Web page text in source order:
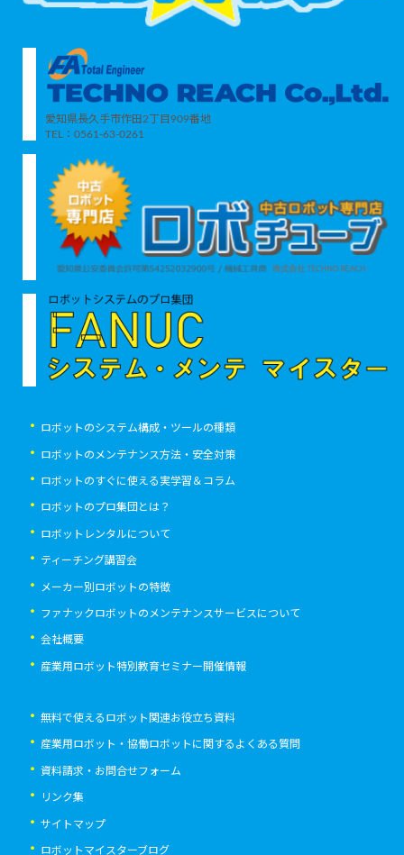
愛知県長久手市作田2丁目909番地
TEL：0561-63-0261
ロボットのシステム構成・ツールの種類
ロボットのメンテナンス方法・安全対策
ロボットのすぐに使える実学習＆コラム
ロボットのプロ集団とは？
ロボットレンタルについて
ティーチング講習会
メーカー別ロボットの特徴
ファナックロボットのメンテナンスサービスについて
会社概要
産業用ロボット特別教育セミナー開催情報
無料で使えるロボット関連お役立ち資料
産業用ロボット・協働ロボットに関するよくある質問
資料請求・お問合せフォーム
リンク集
サイトマップ
ロボットマイスターブログ